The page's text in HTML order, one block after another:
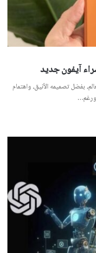
بفضل تصميمه الأنيق، واهتمام